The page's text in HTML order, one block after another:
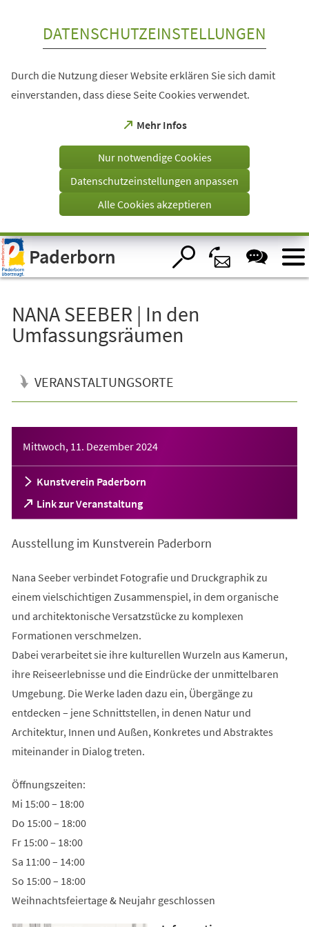
Visuelle
Assistenzsoftware
öffnen.
DATENSCHUTZEINSTELLUNGEN
Durch die Nutzung dieser Website erklären Sie sich damit
einverstanden, dass diese Seite Cookies verwendet.
Mehr Infos
(Öffnet
einem
Tab)
Nur notwendige Cookies
Datenschutzeinstellungen anpassen
Alle Cookies akzeptieren
Paderborn
NANA SEEBER | In den
Umfassungsräumen
VERANSTALTUNGSORTE
Mittwoch, 11. Dezember 2024
Kunstverein Paderborn
Link zur Veranstaltung
(Öffnet
in
neuen
Ausstellung im Kunstverein Paderborn
Nana Seeber verbindet Fotografie und Druckgraphik zu
einem vielschichtigen Zusammenspiel, in dem organische
und architektonische Versatzstücke zu komplexen
Formationen verschmelzen.
Dabei verarbeitet sie ihre kulturellen Wurzeln aus Kamerun,
ihre Reiseerlebnisse und die Eindrücke der unmittelbaren
Umgebung. Die Werke laden dazu ein, Übergänge zu
entdecken – jene Schnittstellen, in denen Natur und
Architektur, Innen und Außen, Konkretes und Abstraktes
miteinander in Dialog treten.
Öffnungszeiten:
Mi 15:00 – 18:00
Do 15:00 – 18:00
Fr 15:00 – 18:00
Sa 11:00 – 14:00
So 15:00 – 18:00
Weihnachtsfeiertage & Neujahr geschlossen